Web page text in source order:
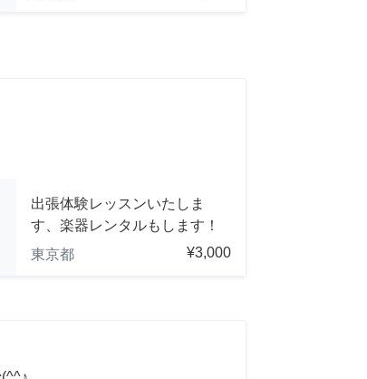
出張体験レッスンいたしま
す、楽器レンタルもします！
東京都
¥3,000